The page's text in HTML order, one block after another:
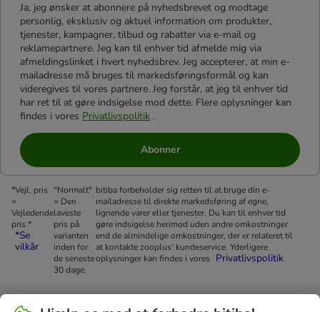
Ja, jeg ønsker at abonnere på nyhedsbrevet og modtage
personlig, eksklusiv og aktuel information om produkter,
tjenester, kampagner, tilbud og rabatter via e-mail og
reklamepartnere. Jeg kan til enhver tid afmelde mig via
afmeldingslinket i hvert nyhedsbrev. Jeg accepterer, at min e-
mailadresse må bruges til markedsføringsformål og kan
videregives til vores partnere. Jeg forstår, at jeg til enhver tid
har ret til at gøre indsigelse mod dette. Flere oplysninger kan
findes i vores Privatlivspolitik .
Abonner
*Vejl. pris
=
Vejledende
pris *
*Se
vilkår
"Normalt"
= Den
laveste
pris på
varianten
inden for
de seneste
30 dage.
bitiba forbeholder sig retten til at bruge din e-
mailadresse til direkte markedsføring af egne,
lignende varer eller tjenester. Du kan til enhver tid
gøre indsigelse herimod uden andre omkostninger
end de almindelige omkostninger, der er relateret til
at kontakte zooplus' kundeservice. Yderligere
oplysninger kan findes i vores
Privatlivspolitik
Betalingsformer